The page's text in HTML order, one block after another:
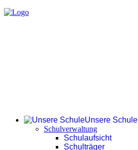
Unsere Schule
Schulverwaltung
Schulaufsicht
Schulträger